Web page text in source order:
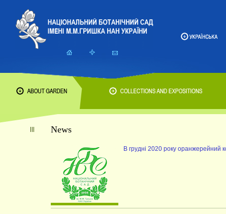
News
В грудні 2020 року оранжерейний